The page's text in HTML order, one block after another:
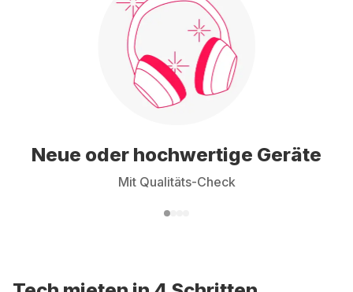
Neue oder hochwertige Geräte
Mit Qualitäts-Check